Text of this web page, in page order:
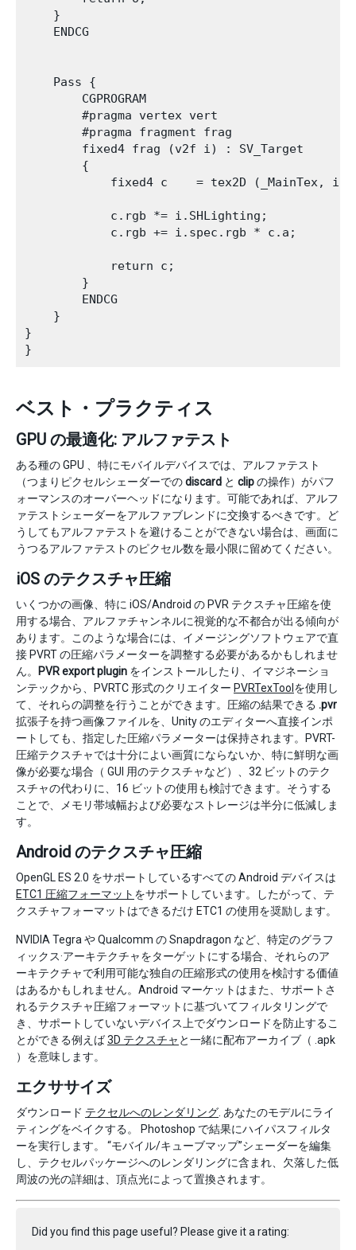
    }
    ENDCG
    Pass {
        CGPROGRAM
        #pragma vertex vert
        #pragma fragment frag
        fixed4 frag (v2f i) : SV_Target
        {
fixed4 c    = tex2D (_MainTex,
            c.rgb *= i.SHLighting;
            c.rgb += i.spec.rgb * c.a;
            return c;
        }
        ENDCG
    }
}
ベスト・プラクティス
GPU の最適化: アルファテスト
ある種の GPU 、特にモバイルデバイスでは、アルファテスト
（つまりピクセルシェーダーでのdiscard と clipの操作）がパフ
ォーマンスのオーバーヘッドになります。可能であれば、アルフ
ァテストシェーダーをアルファブレンドに交換するべきです。ど
うしてもアルファテストを避けることができない場合は、画面に
うつるアルファテストのピクセル数を最小限に留めてください。
iOS のテクスチャ圧縮
いくつかの画像、特に iOS/Android の PVR テクスチャ圧縮を使
用する場合、アルファチャンネルに視覚的な不都合が出る傾向が
あります。このような場合には、イメージングソフトウェアで直
接 PVRT の圧縮パラメーターを調整する必要があるかもしれませ
ん。
PVR export plugin をインストールしたり、イマジネーショ
ンテックから、PVRTC 形式のクリエイター PVRTexTool を使用し
て、それらの調整を行うことができます。圧縮の結果できる .pvr
拡張子を持つ画像ファイルを、Unity のエディターへ直接インポ
ートしても、指定した圧縮パラメーターは保持されます。PVRT-
圧縮テクスチャでは十分によい画質にならないか、特に鮮明な画
像が必要な場合（ GUI 用のテクスチャなど）、32 ビットのテク
スチャの代わりに、16 ビットの使用も検討できます。そうする
ことで、メモリ帯域幅および必要なストレージは半分に低減しま
す。
Android のテクスチャ圧縮
OpenGL ES 2.0 をサポートしているすべての Android デバイスは
ETC1 圧縮フォーマット をサポートしています。したがって、テ
クスチャフォーマットはできるだけ ETC1 の使用を奨励します。
NVIDIA Tegra や Qualcomm の Snapdragon など、特定のグラフ
ィックス·アーキテクチャをターゲットにする場合、それらのア
ーキテクチャで利用可能な独自の圧縮形式の使用を検討する価値
はあるかもしれません。Android マーケットはまた、サポートさ
れるテクスチャ圧縮フォーマットに基づいてフィルタリングで
き、サポートしていないデバイス上でダウンロードを防止するこ
とができる例えば3D テクスチャ と一緒に配布アーカイブ（ .apk
）を意味します。
エクササイズ
ダウンロード テクセルへのレンダリング . あなたのモデルにライ
ティングをベイクする。 Photoshop で結果にハイパスフィルタ
ーを実行します。 “モバイル/キューブマップ”シェーダーを編集
し、テクセルパッケージへのレンダリングに含まれ、欠落した低
周波の光の詳細は、頂点光によって置換されます。
Did you find this page useful? Please give it a rating: